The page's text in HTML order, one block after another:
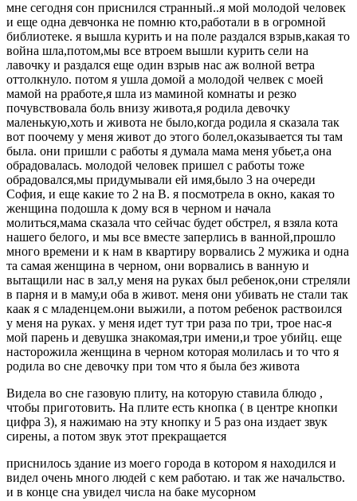
мне сегодня сон приснился странный..я мой молодой человек
и еще одна девчонка не помню кто,работали в в огромной
библиотеке. я вышла курить и на поле раздался взрыв,какая то
война шла,потом,мы все втроем вышли курить сели на
лавочку и раздался еще один взрыв нас аж волной ветра
оттолкнуло. потом я ушла домой а молодой челвек с моей
мамой на рработе,я шла из маминой комнаты и резко
почувствовала боль внизу живота,я родила девочку
маленькую,хоть и живота не было,когда родила я сказала так
вот поочему у меня живот до этого болел,оказывается ты там
была. они пришли с работы я думала мама меня убьет,а она
обрадовалась. молодой человек пришел с работы тоже
обрадовался,мы придумывали ей имя,было 3 на очереди
София, и еще какие то 2 на В. я посмотрела в окно, какая то
женщина подошла к дому вся в черном и начала
молиться,мама сказала что сейчас будет обстрел, я взяла кота
нашего белого, и мы все вместе заперлись в ванной,прошло
много времени и к нам в квартиру ворвались 2 мужика и одна
та самая женщина в черном, они ворвались в ванную и
вытащили нас в зал,у меня на руках был ребенок,они стреляли
в парня и в маму,и оба в живот. меня они убивать не стали так
каак я с младенцем.они выжили, а потом ребенок раствоился
у меня на руках. у меня идет тут три раза по три, трое нас-я
мой парень и девушка знакомая,три имени,и трое убийц. еще
насторожила женщина в черном которая молилась и то что я
родила во сне девочку при том что я была без живота
Видела во сне газовую плиту, на которую ставила блюдо ,
чтобы приготовить. На плите есть кнопка ( в центре кнопки
цифра 3), я нажимаю на эту кнопку и 5 раз она издает звук
сирены, а потом звук этот прекращается
приснилось здание из моего города в котором я находился и
видел очень много людей с кем работаю. и так же начальство.
и в конце сна увидел числа на баке мусорном